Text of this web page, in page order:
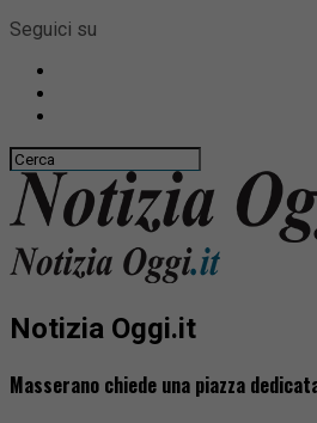
Seguici su
Notizia Oggi.it
Masserano chiede una piazza